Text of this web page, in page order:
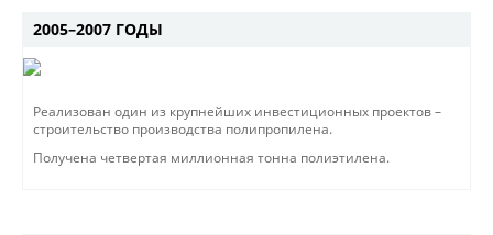
2005–2007 ГОДЫ
Реализован один из крупнейших инвестиционных проектов –
строительство производства полипропилена.
Получена четвертая миллионная тонна полиэтилена.